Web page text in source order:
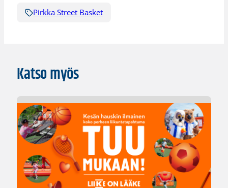
Pirkka Street Basket
Katso myös